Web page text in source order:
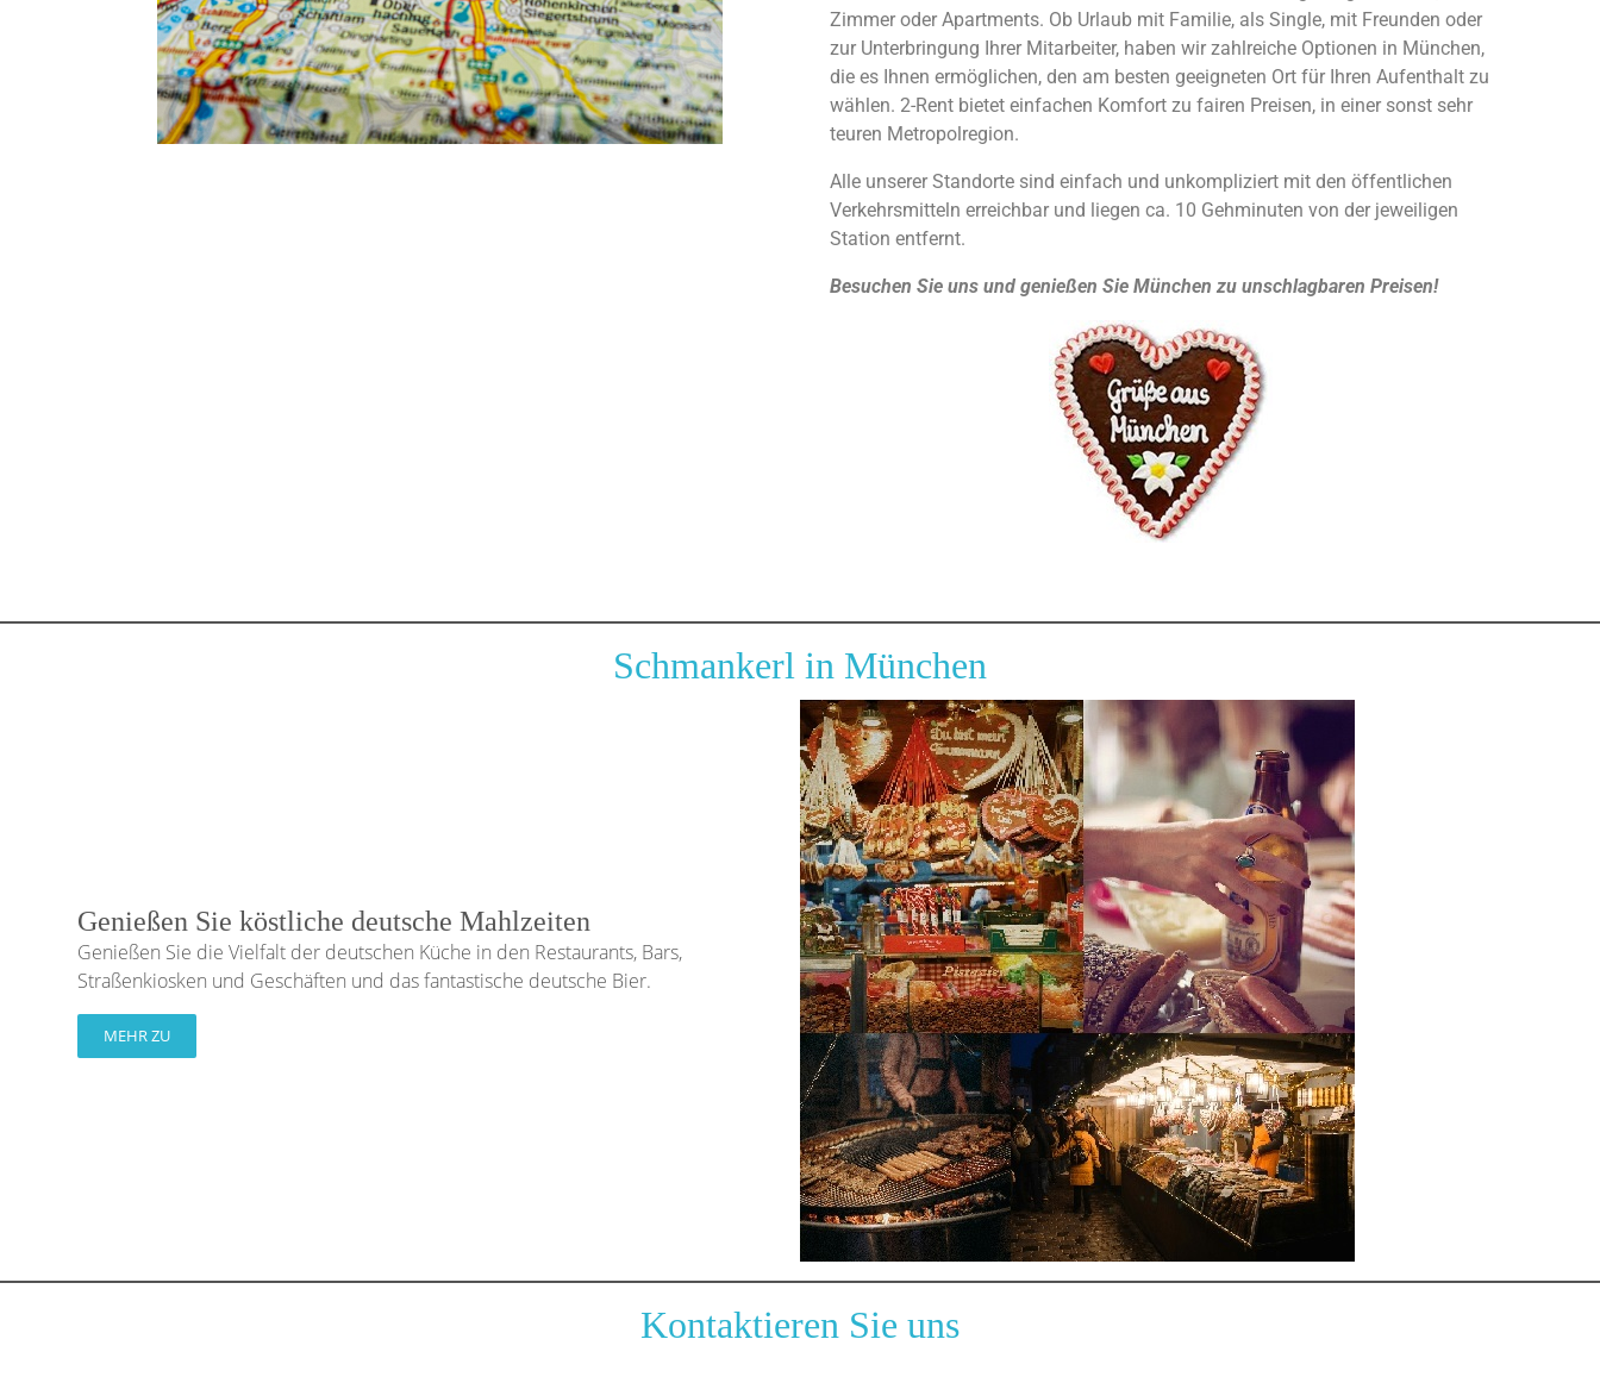
Zimmer oder Apartments. Ob Urlaub mit Familie, als Single, mit Freunden oder
zur Unterbringung Ihrer Mitarbeiter, haben wir zahlreiche Optionen in München,
die es Ihnen ermöglichen, den am besten geeigneten Ort für Ihren Aufenthalt zu
wählen. 2-Rent bietet einfachen Komfort zu fairen Preisen, in einer sonst sehr
teuren Metropolregion.
Alle unserer Standorte sind einfach und unkompliziert mit den öffentlichen
Verkehrsmitteln erreichbar und liegen ca. 10 Gehminuten von der jeweiligen
Station entfernt.
Besuchen Sie uns und genießen Sie München zu unschlagbaren Preisen!
Schmankerl in München
Genießen Sie köstliche deutsche Mahlzeiten
Genießen Sie die Vielfalt der deutschen Küche in den Restaurants, Bars,
Straßenkiosken und Geschäften und das fantastische deutsche Bier.
MEHR ZU
Kontaktieren Sie uns